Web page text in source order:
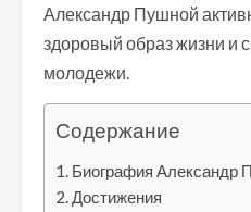
Александр Пушной
здоровый образ жизни и
молодежи.
Содержание
Биография Александр
Достижения